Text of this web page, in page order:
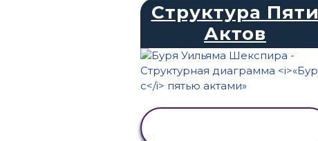
Структура Пяти
Актов